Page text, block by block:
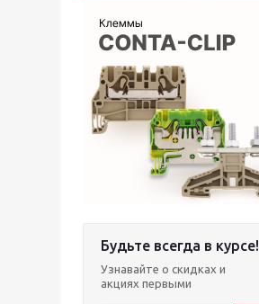
Будьте всегда в курсе!
Узнавайте о скидках и
акциях первыми